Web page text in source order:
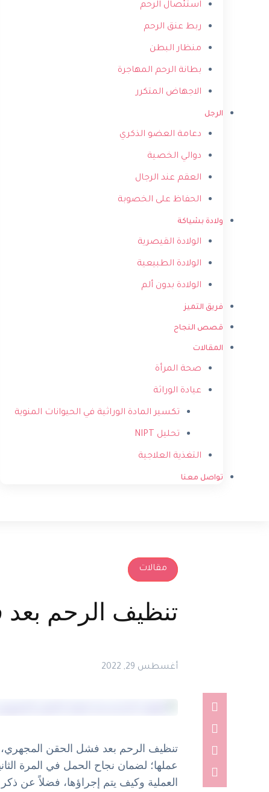
استئصال الرحم
ربط عنق الرحم
منظار البطن
بطانة الرحم المهاجرة
الاجهاض المتكرر
الرجل
دعامة العضو الذكري
دوالي الخصية
العقم عند الرجال
الحفاظ على الخصوبة
ولادة بشياكة
الولادة القيصرية
الولادة الطبيعية
الولادة بدون ألم
فريق التميز
قصص النجاح
المقالات
صحة المرأة
عيادة الوراثة
تكسير المادة الوراثية في الحيوانات المنوية
تحليل NIPT
التغذية العلاجية
تواصل معنا
مقالات
تنظيف الرحم
أغسطس 29, 2022
تنظيف الرحم بعد فشل الحقن المجهري،
عملها؛ لضمان نجاح الحمل في المرة
العملية وكيف يتم إجراؤها، فضلاً عن ذكر